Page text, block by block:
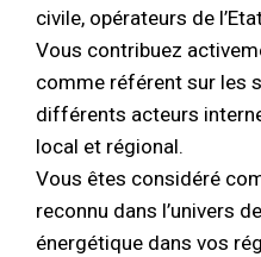
civile, opérateurs de
Vous contribuez
comme référent sur les
différents acteurs
local et régional.
Vous êtes considéré
reconnu dans l’univers
énergétique dans vos